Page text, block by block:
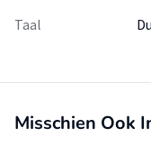
Taal
Misschien Ook